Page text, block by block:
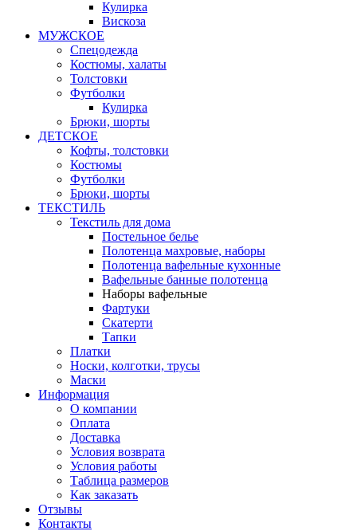
Кулирка
Вискоза
МУЖСКОЕ
Спецодежда
Костюмы, халаты
Толстовки
Футболки
Кулирка
Брюки, шорты
ДЕТСКОЕ
Кофты, толстовки
Костюмы
Футболки
Брюки, шорты
ТЕКСТИЛЬ
Текстиль для дома
Постельное белье
Полотенца махровые, наборы
Полотенца вафельные кухонные
Вафельные банные полотенца
Наборы вафельные
Фартуки
Скатерти
Тапки
Платки
Носки, колготки, трусы
Маски
Информация
О компании
Оплата
Доставка
Условия возврата
Условия работы
Таблица размеров
Как заказать
Отзывы
Контакты